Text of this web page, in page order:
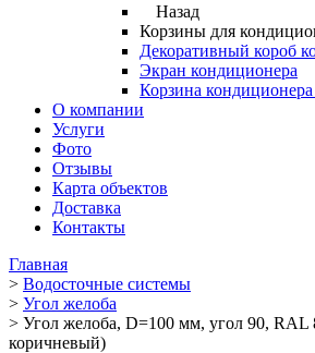
Назад
Корзины для
Декоративный короб
Экран кондиционера
Корзина
О компании
Услуги
Фото
Отзывы
Карта объектов
Доставка
Контакты
Главная
> Водосточные системы
> Угол желоба
> Угол желоба, D=100 мм, угол 90,
коричневый)